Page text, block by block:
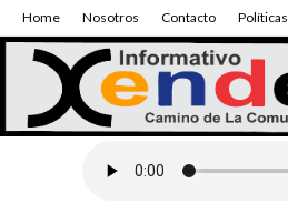
Home Nosotros Contacto Políticas